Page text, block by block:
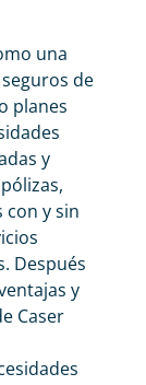
una
seguros de
planes
y
con y sin
Después
y
Caser